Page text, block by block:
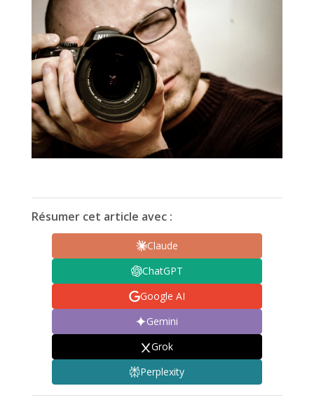
Résumer cet article avec :
Claude
ChatGPT
Google AI
Gemini
Grok
Perplexity